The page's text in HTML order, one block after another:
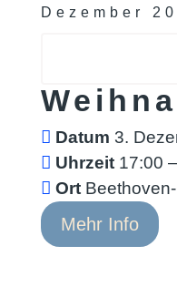
Dezember
Datum 3.
Uhrzeit 17:00
Ort
Mehr Info